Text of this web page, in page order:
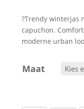
?Trendy winterjas
capuchon.
moderne urban
Maat